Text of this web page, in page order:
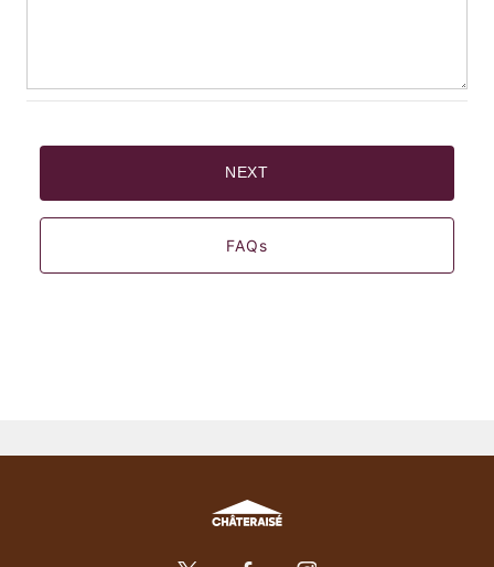
FAQs
NEXT
岳や末広がりを意味す
れる、こだわりのスイー
UAE
Thailand